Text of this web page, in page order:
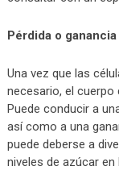
Pérdida o
Una vez que las
necesario, el cuerpo
Puede conducir a
así como a una
puede deberse a
niveles de azúcar